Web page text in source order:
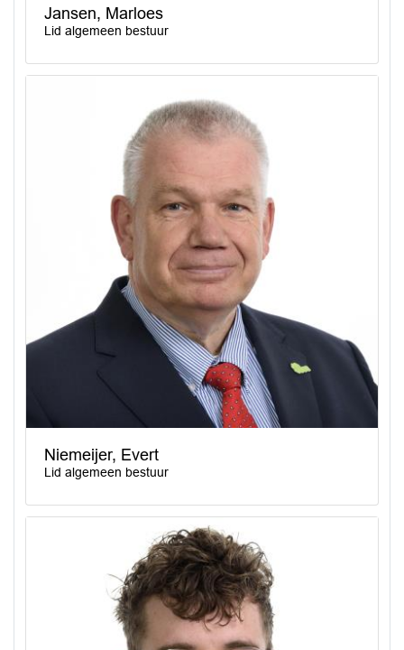
Jansen, Marloes
Lid algemeen bestuur
Niemeijer, Evert
Lid algemeen bestuur